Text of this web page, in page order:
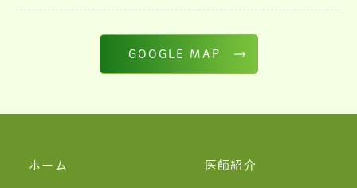
GOOGLE MAP
ホーム 医師紹介